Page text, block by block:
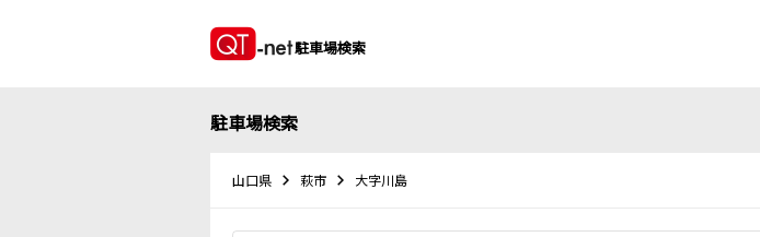
駐車場検索
駐車場検索
山口県 萩市 大字川島